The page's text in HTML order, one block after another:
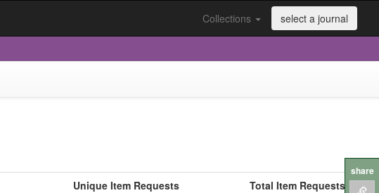
Collections select a journal
Unique Item Requests
Total Item Requests
share